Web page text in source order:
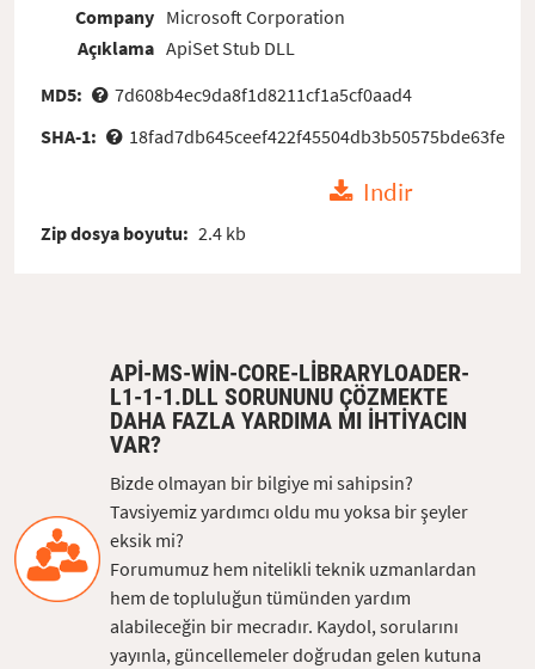
Company
Açıklama
Microsoft Corporation
ApiSet Stub DLL
MD5:
7d608b4ec9da8f1d8211cf1a5cf0aad4
SHA-1:
18fad7db645ceef422f45504db3b50575bde63fe
Indir
Zip dosya boyutu: 2.4 kb
API-MS-WIN-CORE-LIBRARYLOADER-
L1-1-1.DLL SORUNUNU ÇÖZMEKTE
DAHA FAZLA YARDIMA MI IHTIYACIN
VAR?
Bizde olmayan bir bilgiye mi sahipsin?
Tavsiyemiz yardımcı oldu mu yoksa bir şeyler
eksik mi?
Forumumuz hem nitelikli teknik uzmanlardan
hem de topluluğun tümünden yardım
alabileceğin bir mecradır. Kaydol, sorularını
yayınla, güncellemeler doğrudan gelen kutuna